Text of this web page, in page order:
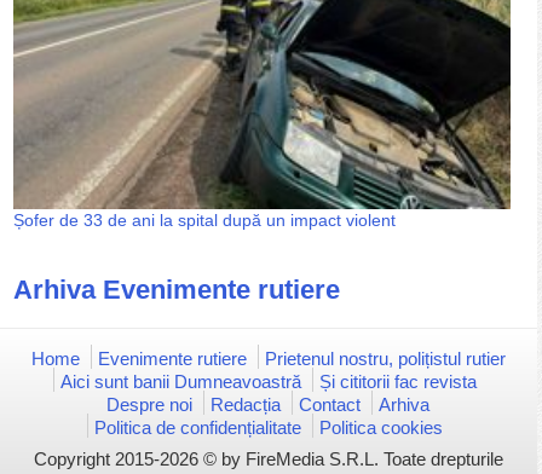
Șofer de 33 de ani la spital după un impact violent
Arhiva Evenimente rutiere
Home Evenimente rutiere
Prietenul nostru, polițistul rutier
Aici sunt banii Dumneavoastră
Și cititorii fac revista
Despre noi
Redacția Contact
Arhiva
Politica de confidențialitate
Politica cookies
Copyright 2015-2026 © by FireMedia S.R.L. Toate drepturile